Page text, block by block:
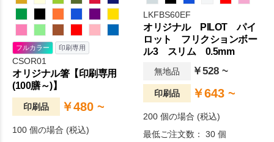
フルカラー 印刷専用
CSOR01
オリジナル箸【印刷専用
(100膳～)】
印刷品 ￥480 ~
100 個の場合 (税込)
LKFBS60EF
オリジナル PILOT パイ
ロット フリクションボー
ル3 スリム 0.5mm
無地品 ￥528 ~
印刷品 ￥643 ~
200 個の場合 (税込)
最低ご注文数： 30 個